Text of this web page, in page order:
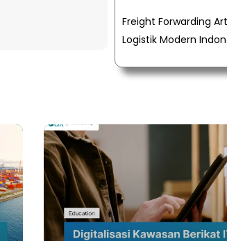
Freight Forwarding
Logistik Modern